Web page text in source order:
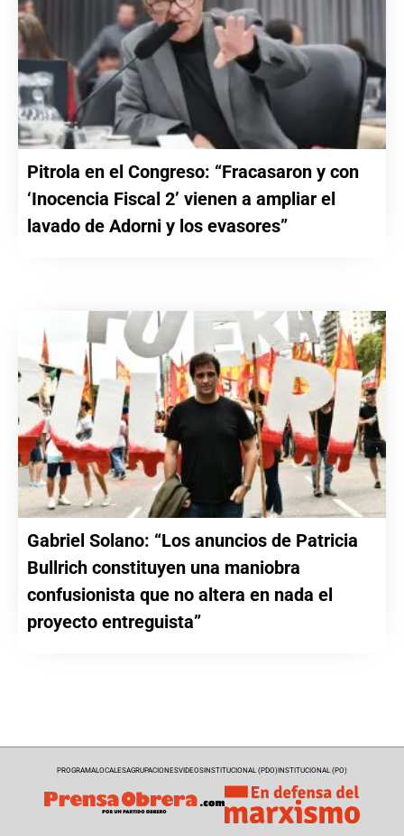
Pitrola en el Congreso: “Fracasaron y con
‘Inocencia Fiscal 2’ vienen a ampliar el
lavado de Adorni y los evasores”
Gabriel Solano: “Los anuncios de Patricia
Bullrich constituyen una maniobra
confusionista que no altera en nada el
proyecto entreguista”
PROGRAMALOCALESAGRUPACIONESVIDEOSINSTITUCIONAL (PDO)INSTITUCIONAL (PO)